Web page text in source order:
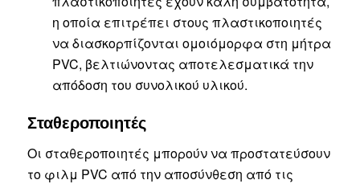
η οποία επιτρέπει στους πλαστικοποιητές
να διασκορπίζονται ομοιόμορφα στη μήτρα
PVC, βελτιώνοντας αποτελεσματικά την
απόδοση του συνολικού υλικού.
Σταθεροποιητές
Οι σταθεροποιητές μπορούν να προστατεύσουν
το φιλμ PVC από την αποσύνθεση από τις